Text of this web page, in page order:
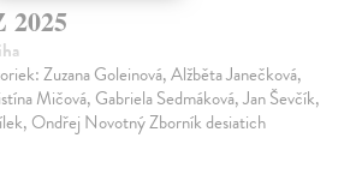
2025
Zuzana Goleinová, Alžběta Janečková,
Mičová, Gabriela Sedmáková, Jan Ševčík,
Ondřej Novotný Zborník desiatich